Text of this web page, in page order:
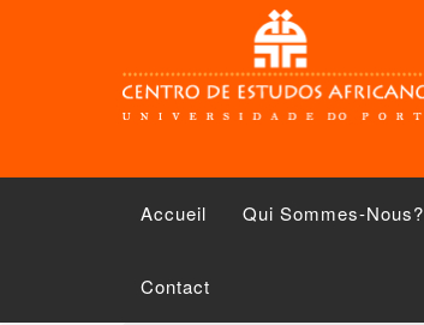
Accueil Qui Sommes-Nous?
Contact